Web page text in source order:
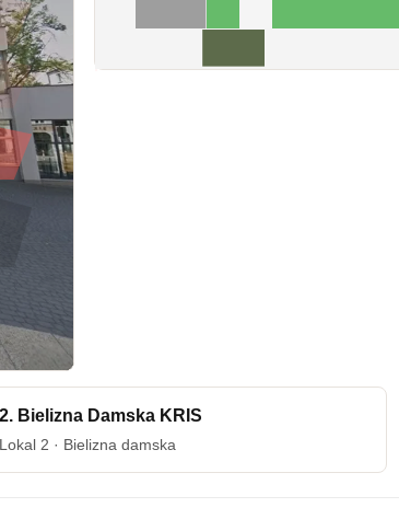
2. Bielizna Damska KRIS
Lokal 2 · Bielizna damska